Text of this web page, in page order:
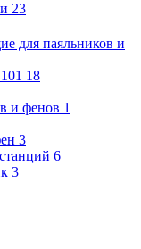
23
для паяльников и
18
и фенов 1
3
6
3